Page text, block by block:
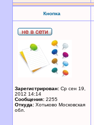
Кнопка
Зарегистрирован: Ср сен 19,
2012 14:14
Сообщения: 2255
Откуда: Хотьково Московская
обл.